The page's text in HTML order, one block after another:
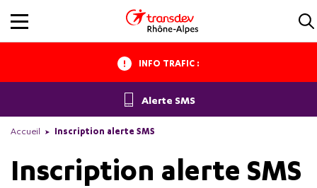
INFO TRAFIC :
Alerte SMS
Accueil Inscription alerte SMS
Inscription alerte SMS